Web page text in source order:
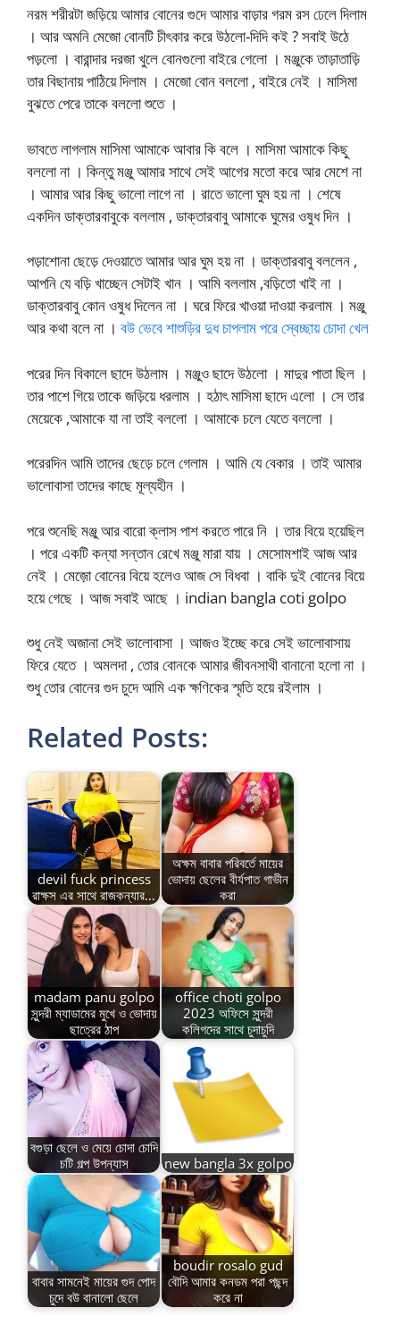
নরম শরীরটা জড়িয়ে আমার বোনের গুদে আমার বাড়ার গরম রস ঢেলে দিলাম
। আর অমনি মেজো বোনটি চীৎকার করে উঠলো-দিদি কই ? সবাই উঠে
পড়লো । বারান্দার দরজা খুলে বোনগুলো বাইরে গেলো । মঞ্জুকে তাড়াতাড়ি
তার বিছানায় পাঠিয়ে দিলাম । মেজো বোন বললো , বাইরে নেই । মাসিমা
বুঝতে পেরে তাকে বললো শুতে ।
ভাবতে লাগলাম মাসিমা আমাকে আবার কি বলে । মাসিমা আমাকে কিছু
বললো না । কিন্তু মঞ্জু আমার সাথে সেই আগের মতো করে আর মেশে না
। আমার আর কিছু ভালো লাগে না । রাতে ভালো ঘুম হয় না । শেষে
একদিন ডাক্তারবাবুকে বললাম , ডাক্তারবাবু আমাকে ঘুমের ওষুধ দিন ।
পড়াশোনা ছেড়ে দেওয়াতে আমার আর ঘুম হয় না । ডাক্তারবাবু বললেন ,
আপনি যে বড়ি খাচ্ছেন সেটাই খান । আমি বললাম ,বড়িতো খাই না ।
ডাক্তারবাবু কোন ওষুধ দিলেন না । ঘরে ফিরে খাওয়া দাওয়া করলাম । মঞ্জু
আর কথা বলে না । বউ ভেবে শাশুড়ির দুধ চাপলাম পরে স্বেচ্ছায় চোদা খেল
পরের দিন বিকালে ছাদে উঠলাম । মঞ্জুও ছাদে উঠলো । মাদুর পাতা ছিল ।
তার পাশে গিয়ে তাকে জড়িয়ে ধরলাম । হঠাৎ মাসিমা ছাদে এলো । সে তার
মেয়েকে ,আমাকে যা না তাই বললো । আমাকে চলে যেতে বললো ।
পরেরদিন আমি তাদের ছেড়ে চলে গেলাম । আমি যে বেকার । তাই আমার
ভালোবাসা তাদের কাছে মূল্যহীন ।
পরে শুনেছি মঞ্জু আর বারো ক্লাস পাশ করতে পারে নি । তার বিয়ে হয়েছিল
। পরে একটি কন্যা সন্তান রেখে মঞ্জু মারা যায় । মেসোমশাই আজ আর
নেই । মেজ়ো বোনের বিয়ে হলেও আজ সে বিধবা । বাকি দুই বোনের বিয়ে
হয়ে গেছে । আজ সবাই আছে । indian bangla coti golpo
শুধু নেই অজানা সেই ভালোবাসা । আজও ইচ্ছে করে সেই ভালোবাসায়
ফিরে যেতে । অমলদা , তোর বোনকে আমার জীবনসাথী বানানো হলো না ।
শুধু তোর বোনের গুদ চুদে আমি এক ক্ষণিকের স্মৃতি হয়ে রইলাম ।
Related Posts:
devil fuck princess
রাক্ষস এর সাথে রাজকন্যার…
অক্ষম বাবার পরিবর্তে মায়ের
ভোদায় ছেলের বীর্যপাত গাভীন
করা
madam panu golpo
সুন্দরী ম্যাডামের মুখে ও ভোদায়
ছাত্রের ঠাপ
office choti golpo
2023 অফিসে সুন্দরী
কলিগদের সাথে চুদাচুদি
বগুড়া ছেলে ও মেয়ে চোদা চোদি
চটি গল্প উপন্যাস
new bangla 3x golpo
বাবার সামনেই মায়ের গুদ পোদ
চুদে বউ বানালো ছেলে
boudir rosalo gud
বৌদি আমার কনডম পরা পছন্দ
করে না